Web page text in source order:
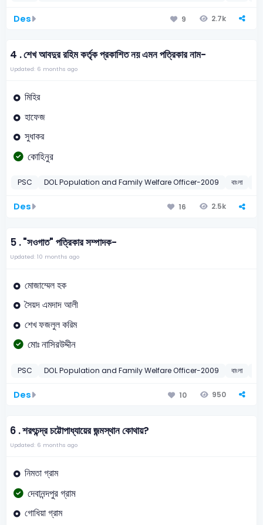
Des 9 2.7k
4 .শেখ আবদুর রহিম কর্তৃক প্রকাশিত নয় এমন পত্রিকার নাম-
Updated: 6 months ago
মিহির
হাফেজ
সুধাকর
কোহিনুর
PSC DOL Population and Family Welfare Officer-2009 বাংলা
Des 16 2.5k
5 ."সওগাত" পত্রিকার সম্পাদক-
Updated: 10 months ago
মোজাম্মেল হক
সৈয়দ এমদাদ আলী
শেখ ফজলুল করিম
মোঃ নাসিরউদ্দীন
PSC DOL Population and Family Welfare Officer-2009 বাংলা
Des 10 950
6 .শরৎচন্দ্র চট্টোপাধ্যায়ের জন্মস্থান কোথায়?
Updated: 6 months ago
নিমতা গ্রাম
দেবানন্দপুর গ্রাম
গোধিয়া গ্রাম